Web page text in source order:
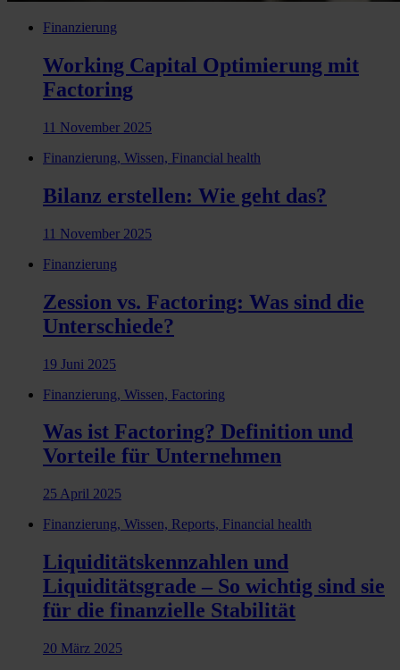
Finanzierung
Working Capital Optimierung mit
Factoring
11 November 2025
Finanzierung, Wissen, Financial health
Bilanz erstellen: Wie geht das?
11 November 2025
Finanzierung
Zession vs. Factoring: Was sind die
Unterschiede?
19 Juni 2025
Finanzierung, Wissen, Factoring
Was ist Factoring? Definition und
Vorteile für Unternehmen
25 April 2025
Finanzierung, Wissen, Reports, Financial health
Liquiditätskennzahlen und
Liquiditätsgrade – So wichtig sind sie
für die finanzielle Stabilität
20 März 2025